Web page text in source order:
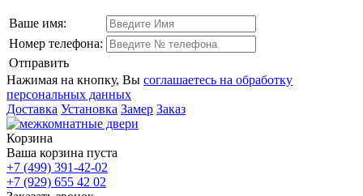
Ваше имя:
Номер телефона:
Отправить
Нажимая на кнопку, Вы соглашаетесь на обработку
персональных данных
Доставка Установка Замер Заказ
Корзина
Ваша корзина пуста
+7 (499) 391-42-02
+7 (929) 655 42 02